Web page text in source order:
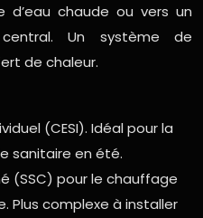
d’eau chaude ou vers un
Un système de
de chaleur.
(CESI). Idéal pour la
sanitaire en été.
(SSC) pour le chauffage
Plus complexe à installer